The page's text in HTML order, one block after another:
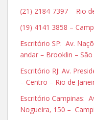
(21) 2184-7397 – Rio
(19) 4141 3858 –
Escritório SP: Av.
andar – Brooklin – São
Escritório RJ: Av.
– Centro – Rio de
Escritório Campinas:
Nogueira, 150 –